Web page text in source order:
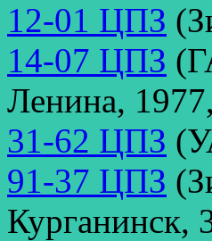
12-01 ЦПЗ
14-07 ЦПЗ
Ленина,
31-62 ЦПЗ
91-37 ЦПЗ
Курганинск,